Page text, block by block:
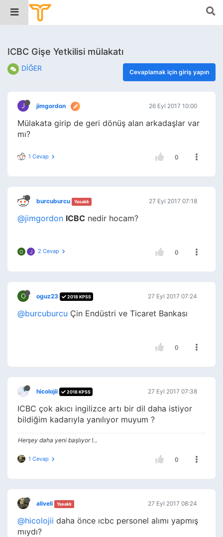
ICBC Gişe Yetkilisi mülakatı
DİĞER Cevaplamak için giriş yapın
J jimgordon 26 Eyl 2017 10:00
Mülakata girip de geri dönüş alan arkadaşlar var
mı?
1 Cevap 0
burcuburcu Yasaklı 27 Eyl 2017 07:18
@jimgordon ICBC nedir hocam?
O J 2 Cevap 0
O oguz23 2018 KPSS 27 Eyl 2017 07:24
@burcuburcu Çin Endüstri ve Ticaret Bankası
0
hicolojii 2018 KPSS 27 Eyl 2017 07:38
ICBC çok akıcı ingilizce artı bir dil daha istiyor
bildiğim kadarıyla yanılıyor muyum ?
Herşey daha yeni başlıyor !...
1 Cevap 0
aliveli Yasaklı 27 Eyl 2017 08:24
@hicolojii daha önce ıcbc personel alımı yapmış
mıydı?